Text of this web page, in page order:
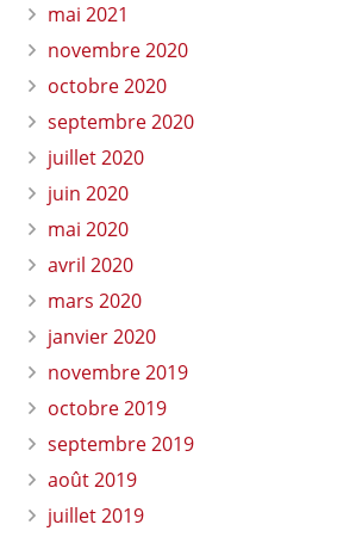
mai 2021
novembre 2020
octobre 2020
septembre 2020
juillet 2020
juin 2020
mai 2020
avril 2020
mars 2020
janvier 2020
novembre 2019
octobre 2019
septembre 2019
août 2019
juillet 2019